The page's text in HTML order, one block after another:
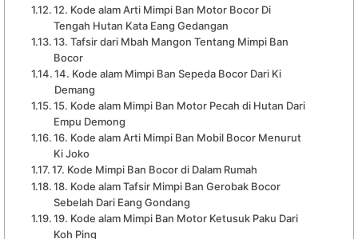
12. Kode alam Arti Mimpi Ban Motor Bocor Di
Tengah Hutan Kata Eang Gedangan
13. Tafsir dari Mbah Mangon Tentang Mimpi Ban
Bocor
14. Kode alam Mimpi Ban Sepeda Bocor Dari Ki
Demang
15. Kode alam Mimpi Ban Motor Pecah di Hutan Dari
Empu Demong
16. Kode alam Arti Mimpi Ban Mobil Bocor Menurut
Ki Joko
17. Kode Mimpi Ban Bocor di Dalam Rumah
18. Kode alam Tafsir Mimpi Ban Gerobak Bocor
Sebelah Dari Eang Gondang
19. Kode alam Mimpi Ban Motor Ketusuk Paku Dari
Koh Ping